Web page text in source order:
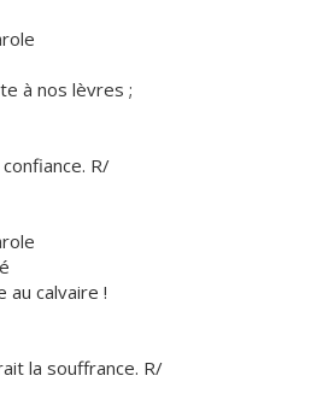
à nos lèvres ;
R/
au calvaire !
la souffrance. R/